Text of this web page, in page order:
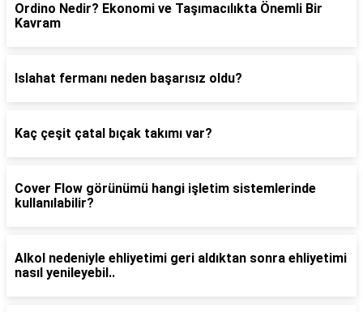
Ordino Nedir? Ekonomi ve Taşımacılıkta Önemli Bir
Kavram
Islahat fermanı neden başarısız oldu?
Kaç çeşit çatal bıçak takımı var?
Cover Flow görünümü hangi işletim sistemlerinde
kullanılabilir?
Alkol nedeniyle ehliyetimi geri aldıktan sonra ehliyetimi
nasıl yenileyebil..